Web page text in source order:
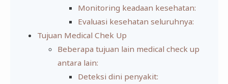
Monitoring keadaan kesehatan:
Evaluasi kesehatan seluruhnya:
Tujuan Medical Chek Up
Beberapa tujuan lain medical check up
antara lain:
Deteksi dini penyakit: